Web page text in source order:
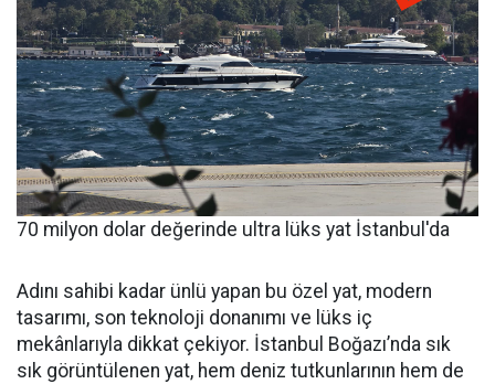
70 milyon dolar değerinde ultra lüks yat İstanbul'da
Adını sahibi kadar ünlü yapan bu özel yat, modern
tasarımı, son teknoloji donanımı ve lüks iç
mekânlarıyla dikkat çekiyor. İstanbul Boğazı’nda sık
sık görüntülenen yat, hem deniz tutkunlarının hem de